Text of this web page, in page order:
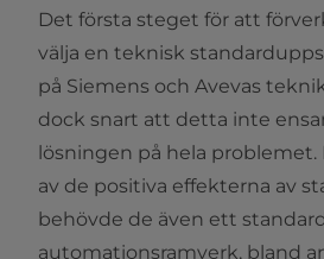
Det första steget för att
välja en teknisk
på Siemens och Avevas
dock snart att detta inte
lösningen på hela problemet.
av de positiva effekterna av
behövde de även ett
automationsramverk, bland